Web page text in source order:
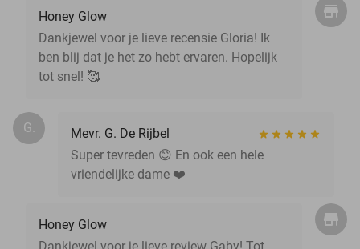
Honey Glow
Dankjewel voor je lieve recensie Gloria! Ik
ben blij dat je het zo hebt ervaren. Hopelijk
tot snel! 🥰
G.
Mevr. G. De Rijbel
Super tevreden 😊 En ook een hele
vriendelijke dame ❤️
Honey Glow